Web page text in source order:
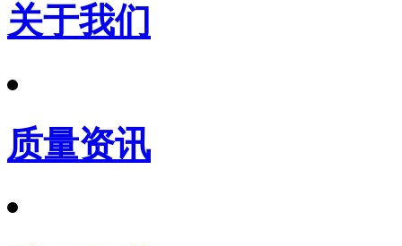
关于我们
质量资讯